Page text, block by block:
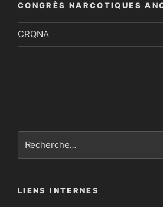
CONGRÈS NARCOTIQUES
CRQNA
pour
LIENS INTERNES